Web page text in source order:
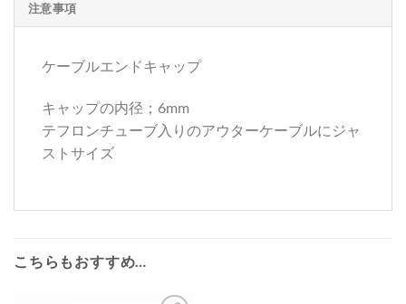
注意事項
ケーブルエンドキャップ
キャップの内径；6mm
テフロンチューブ入りのアウターケーブルにジャ
ストサイズ
こちらもおすすめ…